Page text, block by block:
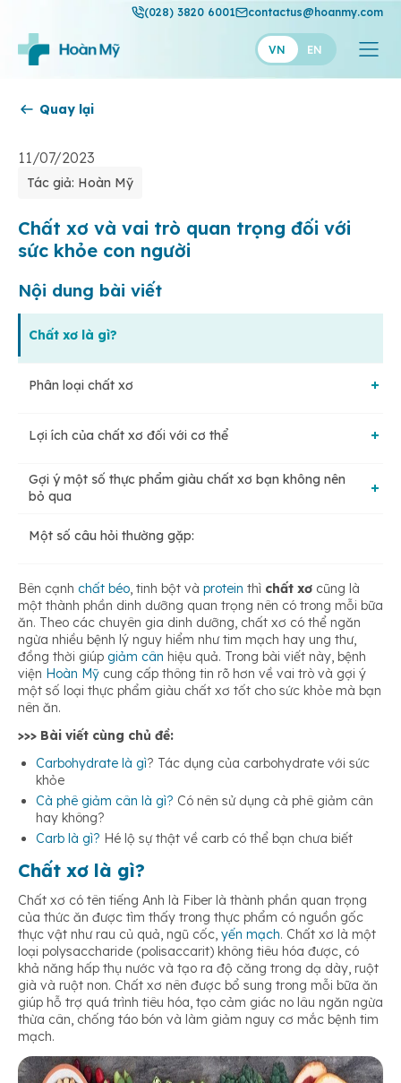
(028) 3820 6001 contactus@hoanmy.com
VN EN
Thuận Mỹ
Quay lại
11/07/2023
Tác giả: Hoàn Mỹ
Chất xơ và vai trò quan trọng đối với
sức khỏe con người
Nội dung bài viết
Chất xơ là gì?
Phân loại chất xơ
Chất xơ hòa tan
Chất xơ không hòa tan
Lợi ích của chất xơ đối với cơ thể
Bổ sung chất dinh dưỡng cho cơ thể
Hỗ trợ vi khuẩn có lợi trong đường ruột
Giảm lượng cholesterol trong máu
Ngăn ngừa những bệnh về tim mạch
Hỗ trợ giảm cân hiệu quả
Tham gia quá trình điều hòa đường huyết
Giảm nguy cơ mắc ung thư
Gợi ý một số thực phẩm giàu chất xơ bạn không nên
bỏ qua
Đậu Hà Lan
Yến mạch
Cà rốt
Một số câu hỏi thường gặp:
Bên cạnh chất béo, tinh bột và protein thì chất xơ cũng là
một thành phần dinh dưỡng quan trọng nên có trong mỗi bữa
ăn. Theo các chuyên gia dinh dưỡng, chất xơ có thể ngăn
ngừa nhiều bệnh lý nguy hiểm như tim mạch hay ung thư,
đồng thời giúp giảm cân hiệu quả. Trong bài viết này, bệnh
viện Hoàn Mỹ cung cấp thông tin rõ hơn về vai trò và gợi ý
một số loại thực phẩm giàu chất xơ tốt cho sức khỏe mà bạn
nên ăn.
>>> Bài viết cùng chủ đề:
Carbohydrate là gì? Tác dụng của carbohydrate với sức
khỏe
Cà phê giảm cân là gì? Có nên sử dụng cà phê giảm cân
hay không?
Carb là gì? Hé lộ sự thật về carb có thể bạn chưa biết
Chất xơ là gì?
Chất xơ có tên tiếng Anh là Fiber là thành phần quan trọng
của thức ăn được tìm thấy trong thực phẩm có nguồn gốc
thực vật như rau củ quả, ngũ cốc, yến mạch. Chất xơ là một
loại polysaccharide (polisaccarit) không tiêu hóa được, có
khả năng hấp thụ nước và tạo ra độ căng trong dạ dày, ruột
già và ruột non. Chất xơ nên được bổ sung trong mỗi bữa ăn
giúp hỗ trợ quá trình tiêu hóa, tạo cảm giác no lâu ngăn ngừa
thừa cân, chống táo bón và làm giảm nguy cơ mắc bệnh tim
mạch.